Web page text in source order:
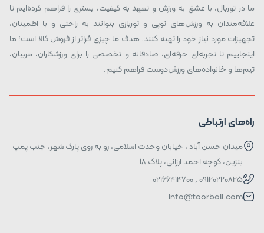
ما در توربال، با عشق به ورزش و تعهد به کیفیت، بستری را فراهم کرده‌ایم تا
علاقه‌مندان به ورزش‌های توپی و توربازی بتوانند به راحتی و با اطمینان،
تجهیزات مورد نیاز خود را تهیه کنند. هدف ما چیزی فراتر از فروش کالا است؛ ما
اینجاییم تا تجربه‌ای حرفه‌ای، صادقانه و تخصصی را برای ورزشکاران، مربیان،
تیم‌ها و خانواده‌های ورزش‌دوست فراهم کنیم.
راه‌های ارتباطی
میدان حسن آباد ، خیابان وحدت اسلامی، رو به روی پارک شهر، جنب پمپ
بنزین، کوچه احمد ارزانی، پلاک ۱۸
09120220825 , 02166414700
info@toorball.com